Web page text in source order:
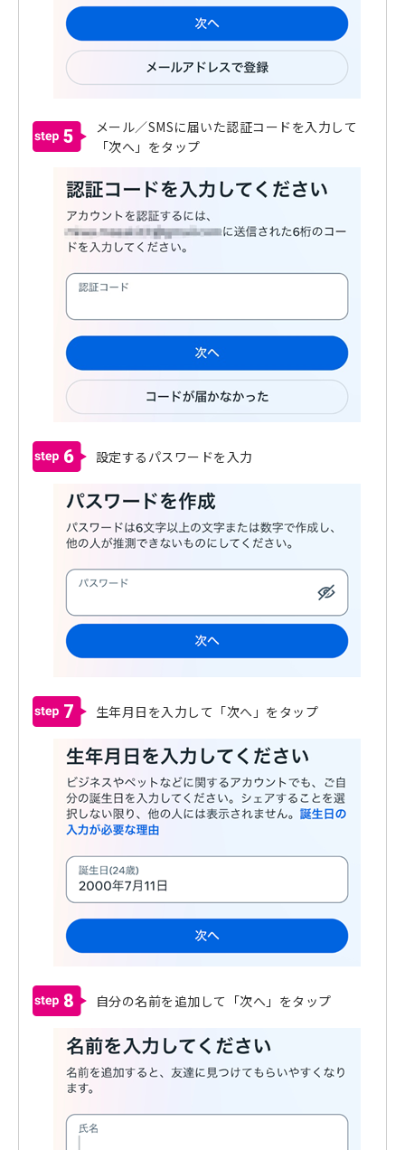
5
メール／SMSに届いた認証コードを入力して
「次へ」をタップ
6 設定するパスワードを入力
7 生年月日を入力して「次へ」をタップ
8 自分の名前を追加して「次へ」をタップ